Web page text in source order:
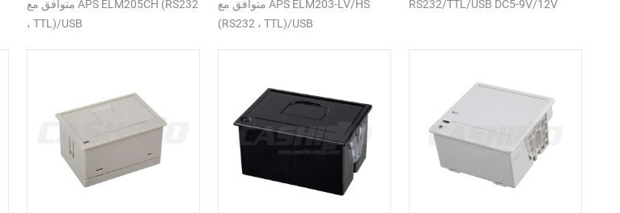
متوافق مع APS ELM205CH (RS232
، TTL)/USB
متوافق مع APS ELM203-LV/HS
(RS232 ، TTL)/USB
RS232/TTL/USB DC5-9V/12V